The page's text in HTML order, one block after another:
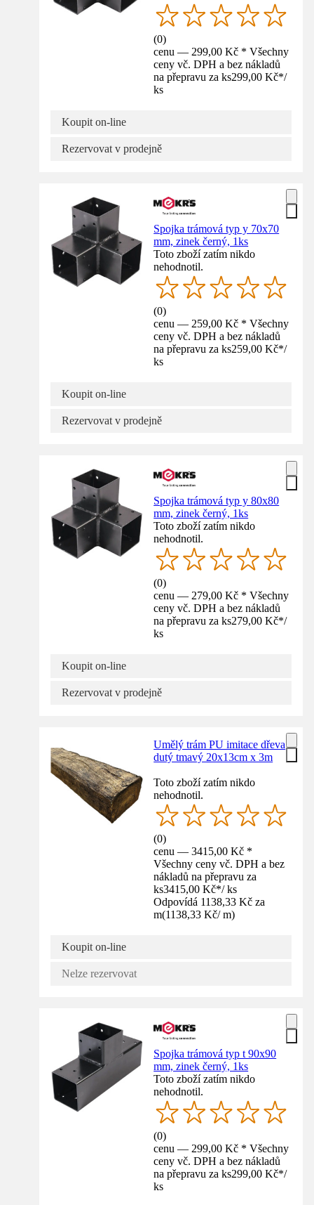
(0)
cenu — 299,00 Kč * Všechny
ceny vč. DPH a bez nákladů
na přepravu za ks299,00 Kč*/
ks
Koupit on-line
Rezervovat v prodejně
Spojka trámová typ y 70x70
mm, zinek černý, 1ks
Toto zboží zatím nikdo
nehodnotil.
(0)
cenu — 259,00 Kč * Všechny
ceny vč. DPH a bez nákladů
na přepravu za ks259,00 Kč*/
ks
Koupit on-line
Rezervovat v prodejně
Spojka trámová typ y 80x80
mm, zinek černý, 1ks
Toto zboží zatím nikdo
nehodnotil.
(0)
cenu — 279,00 Kč * Všechny
ceny vč. DPH a bez nákladů
na přepravu za ks279,00 Kč*/
ks
Koupit on-line
Rezervovat v prodejně
Umělý trám PU imitace dřeva
dutý tmavý 20x13cm x 3m
Toto zboží zatím nikdo
nehodnotil.
(0)
cenu — 3415,00 Kč *
Všechny ceny vč. DPH a bez
nákladů na přepravu za
ks3415,00 Kč*/ ks
Odpovídá 1138,33 Kč za
m(1138,33 Kč/ m)
Koupit on-line
Nelze rezervovat
Spojka trámová typ t 90x90
mm, zinek černý, 1ks
Toto zboží zatím nikdo
nehodnotil.
(0)
cenu — 299,00 Kč * Všechny
ceny vč. DPH a bez nákladů
na přepravu za ks299,00 Kč*/
ks